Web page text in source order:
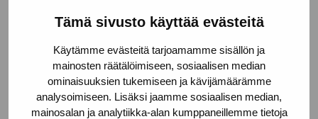
Tämä sivusto käyttää evästeitä
Käytämme evästeitä tarjoamamme sisällön ja
mainosten räätälöimiseen, sosiaalisen median
ominaisuuksien tukemiseen ja kävijämäärämme
analysoimiseen. Lisäksi jaamme sosiaalisen median,
mainosalan ja analytiikka-alan kumppaneillemme tietoja
Grafik; torrnål, chine collé
Deponeringsplats
Kvarteret Victoria, Helsingfors